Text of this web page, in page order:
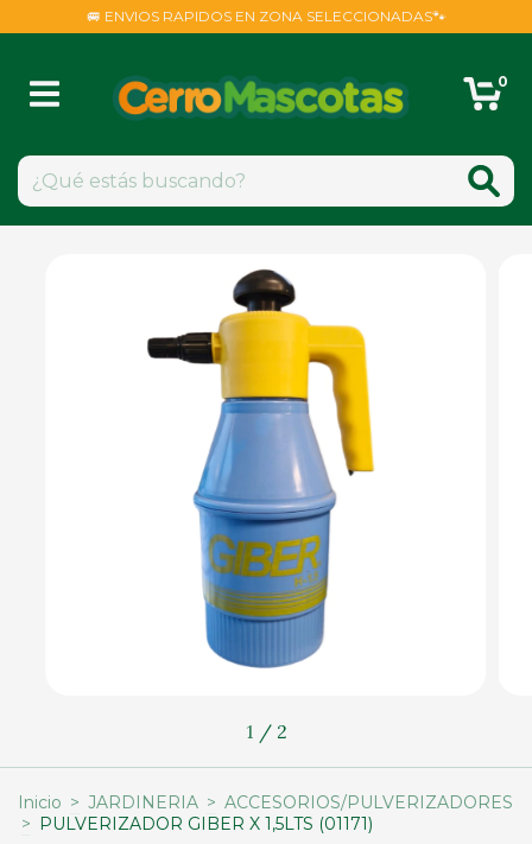
🚐 ENVIOS RAPIDOS EN ZONA SELECCIONADAS🐾
0
1 / 2
Inicio > JARDINERIA > ACCESORIOS/PULVERIZADORES
> PULVERIZADOR GIBER X 1,5LTS (01171)